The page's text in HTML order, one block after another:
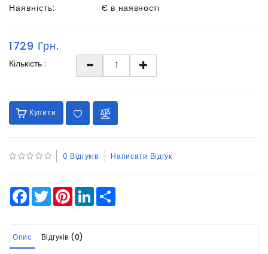
Наявність:
Є в наявності
1729 Грн.
Кількість :
Купити
0 Відгуків Написати Відгук
Facebook
TwitterPinterestLinkedIn
Опис Відгуків (0)